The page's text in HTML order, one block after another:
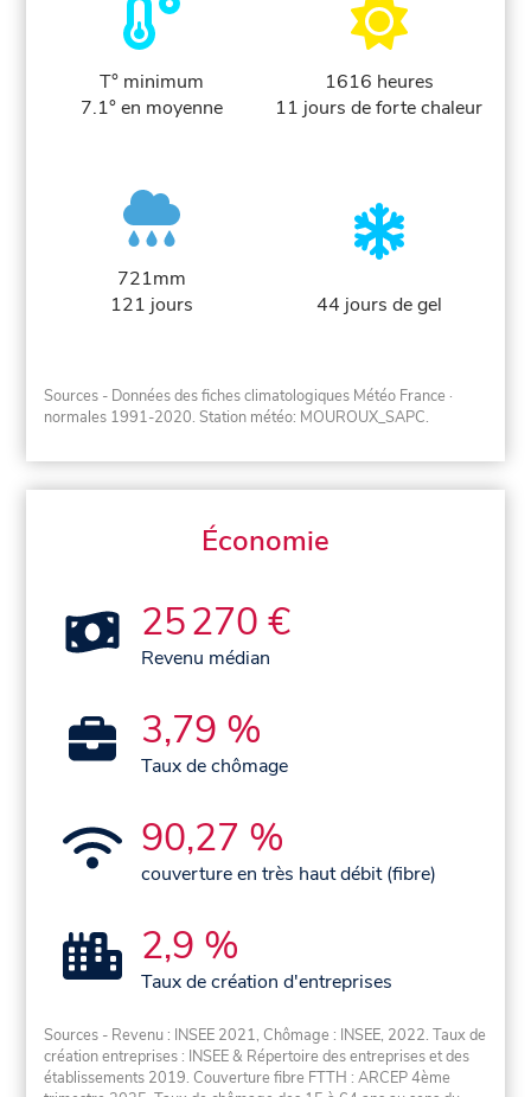
T° minimum
7.1° en moyenne
1616 heures
11 jours de forte chaleur
721mm
121 jours
44 jours de gel
Sources - Données des fiches climatologiques Météo France ·
normales 1991-2020. Station météo: MOUROUX_SAPC.
Économie
25 270 €
Revenu médian
3,79 %
Taux de chômage
90,27 %
couverture en très haut débit (fibre)
2,9 %
Taux de création d'entreprises
Sources - Revenu : INSEE 2021, Chômage : INSEE, 2022. Taux de
création entreprises : INSEE & Répertoire des entreprises et des
établissements 2019. Couverture fibre FTTH : ARCEP 4ème